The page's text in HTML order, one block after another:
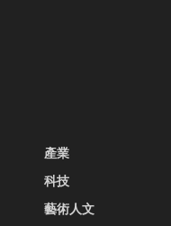
產業
科技
藝術人文